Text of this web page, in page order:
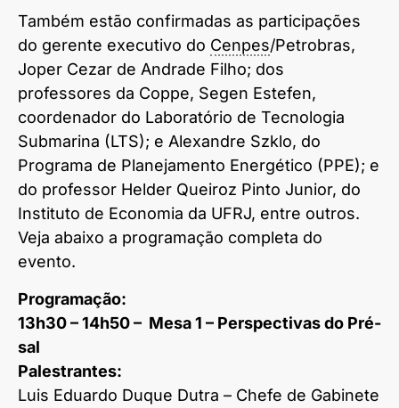
Também estão confirmadas as participações
do gerente executivo do Cenpes/Petrobras,
Joper Cezar de Andrade Filho; dos
professores da Coppe, Segen Estefen,
coordenador do Laboratório de Tecnologia
Submarina (LTS); e Alexandre Szklo, do
Programa de Planejamento Energético (PPE); e
do professor Helder Queiroz Pinto Junior, do
Instituto de Economia da UFRJ, entre outros.
Veja abaixo a programação completa do
evento.
Programação:
13h30 – 14h50 – Mesa 1 – Perspectivas do Pré-
sal
Palestrantes:
Luis Eduardo Duque Dutra – Chefe de Gabinete